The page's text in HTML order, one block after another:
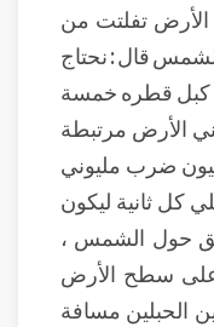
الأرض تفلتت من
قال : نحتاج
كبل قطره خمسة
الأرض مرتبطة
ضرب مليوني
كل ثانية ليكون
حول الشمس ،
على سطح الأرض
الحبلين مسافة